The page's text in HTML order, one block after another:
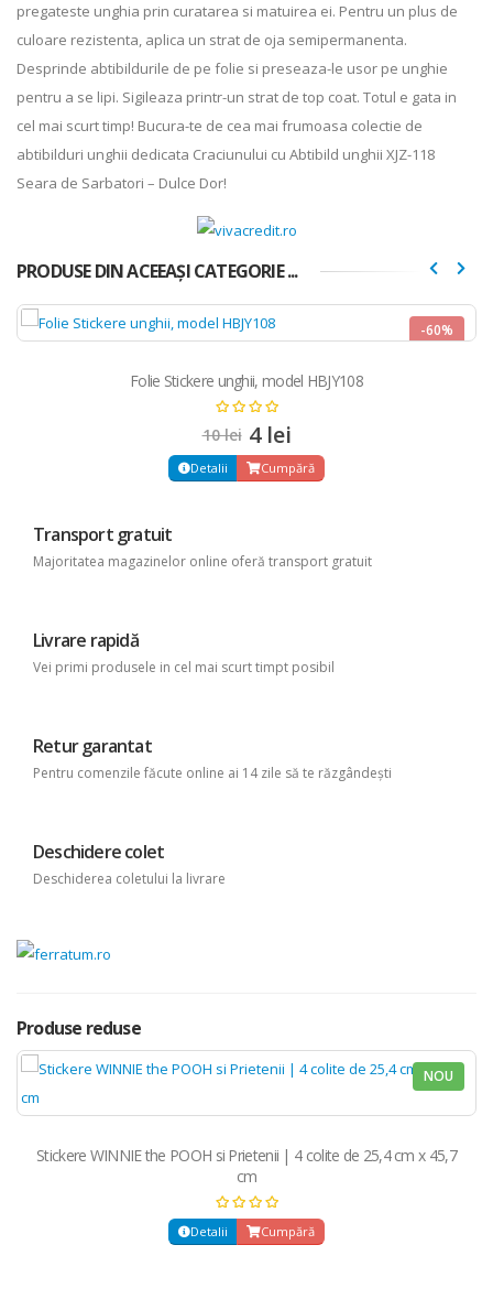
pregateste unghia prin curatarea si matuirea ei. Pentru un plus de
culoare rezistenta, aplica un strat de oja semipermanenta.
Desprinde abtibildurile de pe folie si preseaza-le usor pe unghie
pentru a se lipi. Sigileaza printr-un strat de top coat. Totul e gata in
cel mai scurt timp! Bucura-te de cea mai frumoasa colectie de
abtibilduri unghii dedicata Craciunului cu Abtibild unghii XJZ-118
Seara de Sarbatori – Dulce Dor!
PRODUSE DIN ACEEAȘI CATEGORIE ...
-60%
Folie Stickere unghii, model HBJY108
10 lei 4 lei
Detalii Cumpără
Transport gratuit
Majoritatea magazinelor online oferă transport gratuit
Livrare rapidă
Vei primi produsele in cel mai scurt timpt posibil
Retur garantat
Pentru comenzile făcute online ai 14 zile să te răzgândești
Deschidere colet
Deschiderea coletului la livrare
Produse reduse
NOU
Stickere WINNIE the POOH si Prietenii | 4 colite de 25,4 cm x 45,7
cm
Detalii Cumpără